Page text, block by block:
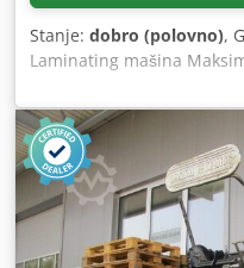
Stanje: dobro (polovno),
Laminating mašina
m/min Maksimalna širina
52x74 cm; min. 20x20 cm
Dsdpfegyzzuex Agyjkr